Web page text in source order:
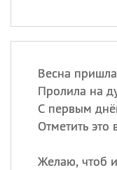
Весна
Пролила на
С первым
Отметить
Желаю, чтоб